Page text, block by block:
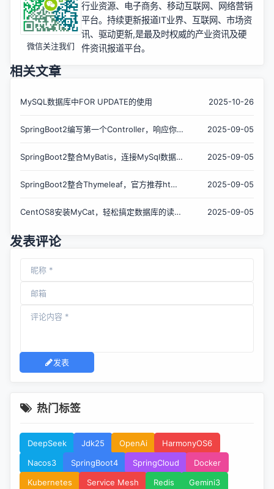
微信关注我们
行业资源、电子商务、移动互联网、网络营销
平台。持续更新报道IT业界、互联网、市场资
讯、驱动更新,是最及时权威的产业资讯及硬
件资讯报道平台。
相关文章
MySQL数据库中FOR UPDATE的使用 2025-10-26
SpringBoot2编写第一个Controller，响应你
2025-09-05
SpringBoot2整合MyBatis，连接MySql数据
2025-09-05
SpringBoot2整合Thymeleaf，官方推荐html
2025-09-05
CentOS8安装MyCat，轻松搞定数据库的读写
2025-09-05
发表评论
发表
热门标签
DeepSeek Jdk25 OpenAi
HarmonyOS6
Nacos3
SpringBoot4 SpringCloud
Docker
Kubernetes
Service Mesh Redis Gemini3